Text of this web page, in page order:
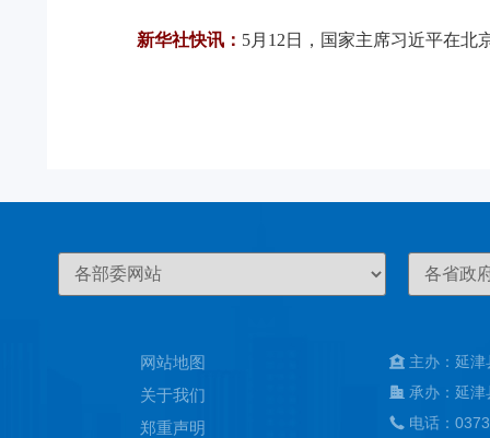
新华社快讯： 5月12日，国家主席习近平在北
网站地图
关于我们
郑重声明
主办：延
承办：延
电话：